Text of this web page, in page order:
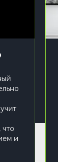
что
и